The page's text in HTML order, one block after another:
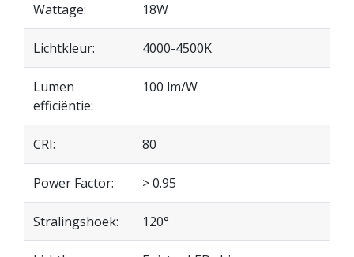
Wattage: 18W
Lichtkleur: 4000-4500K
Lumen
efficiëntie:
100 lm/W
CRI: 80
Power Factor: > 0.95
Stralingshoek: 120°